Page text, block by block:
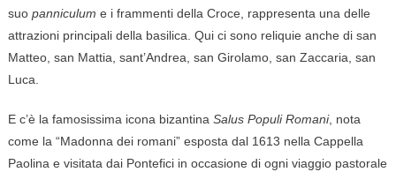
suo panniculum e i frammenti della Croce, rappresenta una delle
attrazioni principali della basilica. Qui ci sono reliquie anche di san
Matteo, san Mattia, sant’Andrea, san Girolamo, san Zaccaria, san
Luca.
E c’è la famosissima icona bizantina Salus Populi Romani, nota
come la “Madonna dei romani” esposta dal 1613 nella Cappella
Paolina e visitata dai Pontefici in occasione di ogni viaggio pastorale